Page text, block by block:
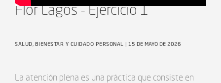
Flor Lagos - Ejercicio 1
SALUD, BIENESTAR Y CUIDADO PERSONAL | 15 DE MAYO DE 2026
La atención plena es una práctica que consiste en